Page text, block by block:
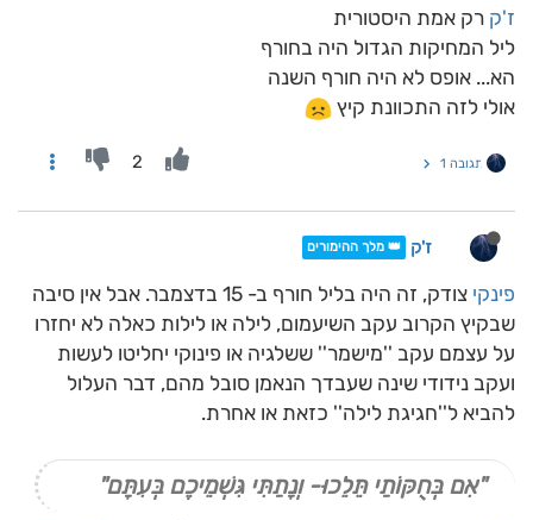
ז'ק רק אמת היסטורית
ליל המחיקות הגדול היה בחורף
הא... אופס לא היה חורף השנה
אולי לזה התכוונת קיץ
תגובה 1 2
ז'ק 👑 מלך ההימורים
פינקי
צודק, זה היה בליל חורף ב- 15 בדצמבר. אבל אין סיבה
שבקיץ הקרוב עקב השיעמום, לילה או לילות כאלה לא יחזרו
על עצמם עקב ''מישמר'' ששלגיה או פינוקי יחליטו לעשות
ועקב נידודי שינה שעבדך הנאמן סובל מהם, דבר העלול
להביא ל''חגיגת לילה'' כזאת או אחרת.
"אִם בְּחֻקּוֹתַי תֵּלֵכוּ- וְנָתַתִּי גִּשְׁמֵיכֶם בְּעִתָּם"